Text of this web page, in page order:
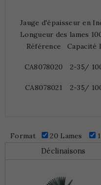
Jauge d'épaisseur en
Longueur des lames
Référence
Capacité
CA8078020 2-35/
CA8078021 2-35/
Format 20 Lames
Déclinaisons